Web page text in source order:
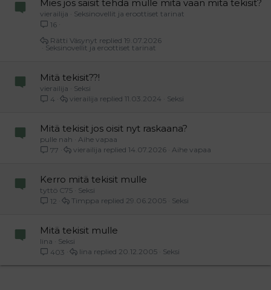
Mies jos saisit tehdä mulle mitä vaan mitä tekisit?
vierailija
Seksinovellit ja eroottiset tarinat
16
Seksinovellit ja eroottiset tarinat
19.07.2026
Rätti Väsynyt
Mitä tekisit??!
vierailija
Seksi
4
Seksi
11.03.2024
vierailija
Mitä tekisit jos oisit nyt raskaana?
pulle nah
Aihe vapaa
77
Aihe vapaa
14.07.2026
vierailija
Kerro mitä tekisit mulle
tyttö C75
Seksi
12
Seksi
29.06.2005
Timppa
Mitä tekisit mulle
Iina
Seksi
403
Seksi
20.12.2005
Iina